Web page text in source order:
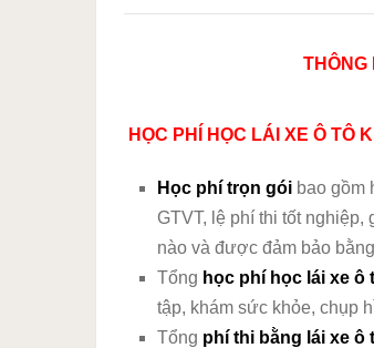
THÔNG
HỌC PHÍ HỌC LÁI XE Ô TÔ
Học phí trọn gói bao gồm
GTVT, lệ phí thi tốt
nào và được đảm bảo
Tổng học phí học lái xe ô
tập, khám sức khỏe, chụp
Tổng phí thi bằng lái xe ô